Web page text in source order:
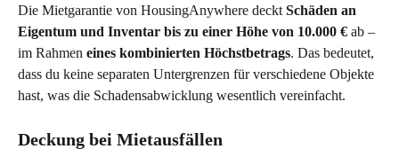
Die Mietgarantie von HousingAnywhere deckt Schäden an
Eigentum und Inventar bis zu einer Höhe von 10.000 € ab –
im Rahmen eines kombinierten Höchstbetrags. Das bedeutet,
dass du keine separaten Untergrenzen für verschiedene Objekte
hast, was die Schadensabwicklung wesentlich vereinfacht.
Deckung bei Mietausfällen